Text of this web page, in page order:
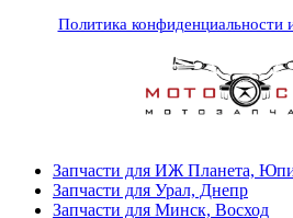
Политика конфиденциальности
Запчасти для ИЖ Планета,
Запчасти для Урал, Днепр
Запчасти для Минск, Восход